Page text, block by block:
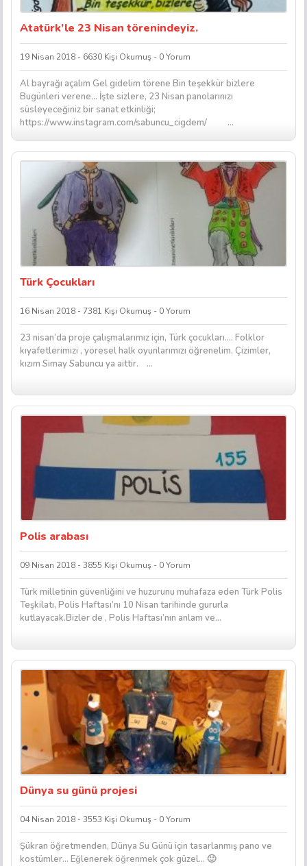
Atatürk’le 23 Nisan törenindeyiz.
19 Nisan 2018 - 6630 Kişi Okumuş - 0 Yorum
Al bayrağı açalım Gel gidelim törene Bin teşekkür bizlere
Bugünleri verene… İşte sizlere, 23 Nisan panolarınızı
süsleyeceğiniz bir sanat etkinliği;
https://www.instagram.com/sabuncu_cigdem/ ...
Türk Çocukları
16 Nisan 2018 - 7381 Kişi Okumuş - 0 Yorum
23 nisan’da proje çalışmalarımız için, Türk çocukları…. Folklor
kıyafetlerimizi , yöresel halk oyunlarımızı öğrenelim. Çizimler,
kızım Simay Sabuncu ya aittir. ...
Polis arabası
09 Nisan 2018 - 3855 Kişi Okumuş - 0 Yorum
Türk milletinin güvenliğini ve huzurunu muhafaza eden Türk Polis
Teşkilatı, Polis Haftası’nı 10 Nisan tarihinde gururla
kutlayacak.Bizler de , Polis Haftası’nın anlam ve...
Dünya su günü projesi
04 Nisan 2018 - 3553 Kişi Okumuş - 0 Yorum
Şükran öğretmenden, Dünya Su Günü için tasarlanmış pano ve
kostümler… Eğlenerek öğrenmek çok güzel… 🙂